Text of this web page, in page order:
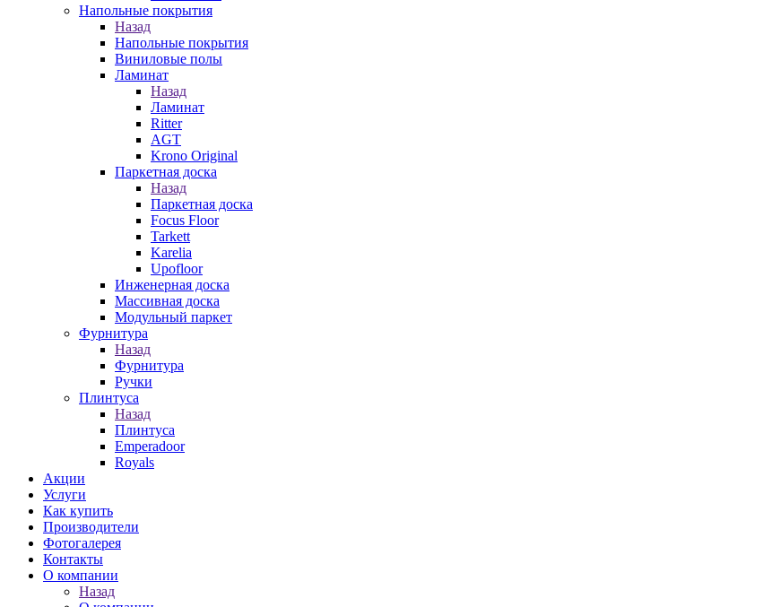
Напольные покрытия
Назад
Напольные покрытия
Виниловые полы
Ламинат
Назад
Ламинат
Ritter
AGT
Krono Original
Паркетная доска
Назад
Паркетная доска
Focus Floor
Tarkett
Karelia
Upofloor
Инженерная доска
Массивная доска
Модульный паркет
Фурнитура
Назад
Фурнитура
Ручки
Плинтуса
Назад
Плинтуса
Emperadoor
Royals
Акции
Услуги
Как купить
Производители
Фотогалерея
Контакты
О компании
Назад